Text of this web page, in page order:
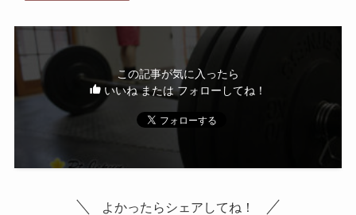
この記事が気に入ったら
いいね または フォローしてね！
よかったらシェアしてね！